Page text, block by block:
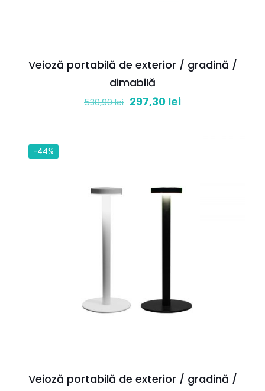
Veioză portabilă de exterior / gradină /
dimabilă
530,90lei Prețul
297,30 leiPrețul
-44%
Veioză portabilă de exterior / gradină /